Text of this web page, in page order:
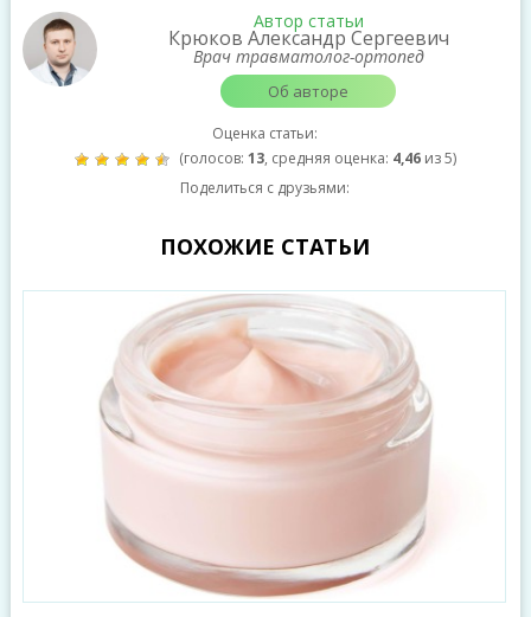
Автор статьи
Крюков Александр Сергеевич
Врач травматолог-ортопед
Об авторе
Оценка статьи:
(голосов: 13, средняя оценка: 4,46из 5)
Поделиться с друзьями:
ПОХОЖИЕ СТАТЬИ